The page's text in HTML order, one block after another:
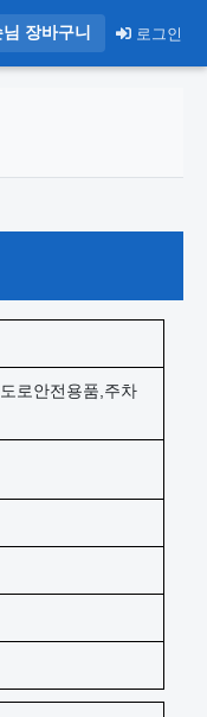
님 장바구니 로그인
로안전용품,주차